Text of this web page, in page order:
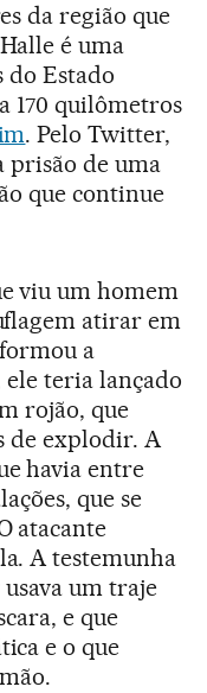
da região que
é uma
do Estado
170 quilômetros
. Pelo Twitter,
prisão de uma
que continue
viu um homem
atirar em
a
ele teria lançado
rojão, que
de explodir. A
havia entre
que se
atacante
A testemunha
um traje
e que
e o que